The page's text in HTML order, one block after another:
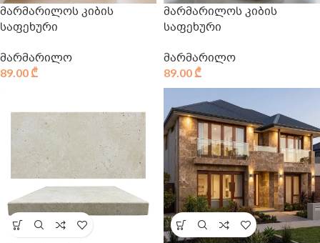
მარმარილოს კიბის
საფეხური
მარმარილო
89.00 ₾
მარმარილოს კიბის
საფეხური
მარმარილო
89.00 ₾